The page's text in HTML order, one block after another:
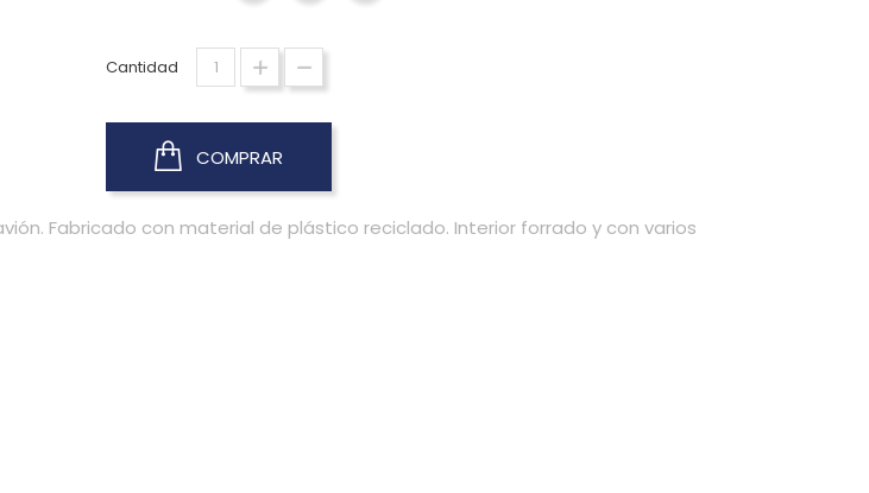
Cantidad
COMPRAR
Fabricado con material de plástico reciclado. Interior forrado y con varios